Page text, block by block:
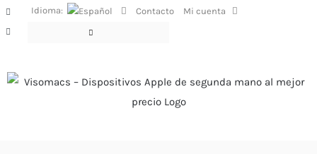
Saltar
al
FacebookIdioma: Contacto Mi cuenta